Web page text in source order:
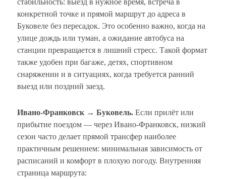
конкретной точке и прямой маршрут до адреса в
Буковеле без пересадок. Это особенно важно, когда на
улице дождь или туман, а ожидание автобуса на
станции превращается в лишний стресс. Такой формат
также удобен при багаже, детях, спортивном
снаряжении и в ситуациях, когда требуется ранний
выезд или поздний заезд.
Ивано-Франковск → Буковель. Если прилёт или
прибытие поездом — через Ивано-Франковск, низкий
сезон часто делает прямой трансфер наиболее
практичным решением: минимальная зависимость от
расписаний и комфорт в плохую погоду. Внутренняя
страница маршрута: